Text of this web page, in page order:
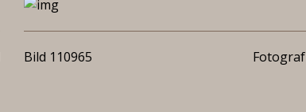
Bild 110965